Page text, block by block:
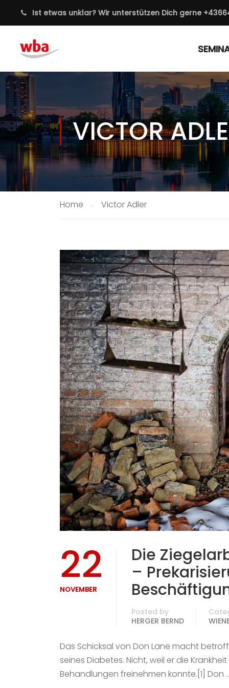
Ist etwas unklar? Wir unterstützen Dich gerne
VICTOR
Home Victor Adler
22
NOVEMBER
Die
–
Posted by
HERGER BERND
Das Schicksal von Don Lane macht
seines Diabetes. Nicht, weil er die
Behandlungen freinehmen konnte.[1] Don